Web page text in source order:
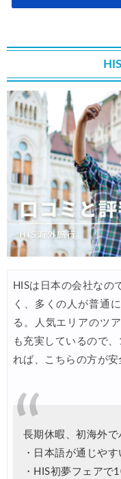
楽天トラベル)
07/03 Trip.com) 海外
07/03 HIS) 超目玉ツ
07/01 HIS) 海外航空券
JTB) エールフラ
07/01 JTB) ルフトハンザ
07/01 JTB) KLMオラン
07/01 JTB) オーストリ
JTB) アメリカン
07/01 JTB) アラスカ航
07/01 JTB) エアカナダ
07/01
JTB) チャイナ
07/01 JTB) 大韓航空便(
HISは日本の会社なの
く、多くの人が普通
る。人気エリアのツ
も充実しているので
れば、こちらの方が安
長期休暇、初海外
・日本語が通じやす
・HIS初夢フェアで